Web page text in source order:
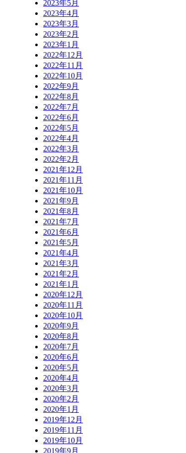
2023年5月
2023年4月
2023年3月
2023年2月
2023年1月
2022年12月
2022年11月
2022年10月
2022年9月
2022年8月
2022年7月
2022年6月
2022年5月
2022年4月
2022年3月
2022年2月
2021年12月
2021年11月
2021年10月
2021年9月
2021年8月
2021年7月
2021年6月
2021年5月
2021年4月
2021年3月
2021年2月
2021年1月
2020年12月
2020年11月
2020年10月
2020年9月
2020年8月
2020年7月
2020年6月
2020年5月
2020年4月
2020年3月
2020年2月
2020年1月
2019年12月
2019年11月
2019年10月
2019年9月